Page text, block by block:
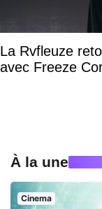
La Rvfleuze
avec Freeze
À la une
Cinema